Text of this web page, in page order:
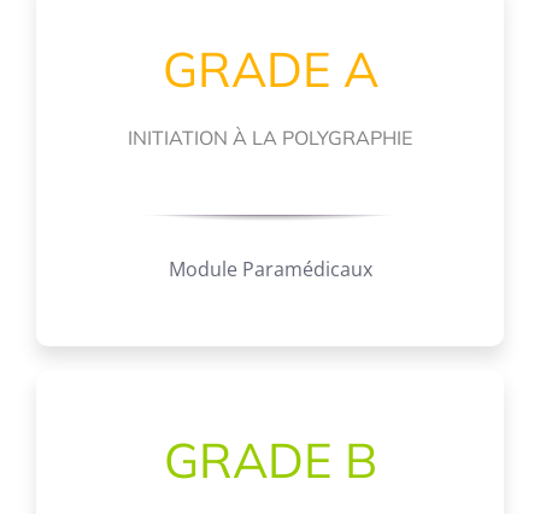
GRADE A
INITIATION À LA POLYGRAPHIE
Module Paramédicaux
GRADE B